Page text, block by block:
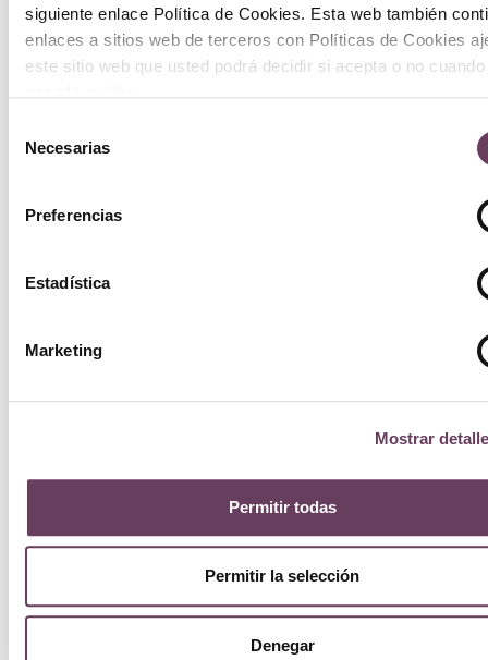
siguiente enlace Política de Cookies. Esta web también
enlaces a sitios web de terceros con Políticas de Cookies
este sitio web que usted podrá decidir si acepta o no cuando
Necesarias
Preferencias
Estadística
Marketing
Mostrar
Permitir todas
Permitir la selección
Denegar